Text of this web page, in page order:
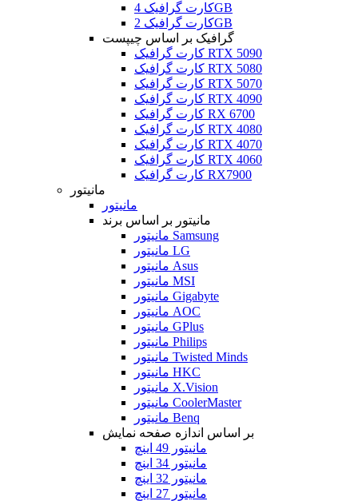
کارت گرافیک 4GB
کارت گرافیک 2GB
گرافیک بر اساس چیپست
کارت گرافیک RTX 5090
کارت گرافیک RTX 5080
کارت گرافیک RTX 5070
کارت گرافیک RTX 4090
کارت گرافیک RX 6700
کارت گرافیک RTX 4080
کارت گرافیک RTX 4070
کارت گرافیک RTX 4060
کارت گرافیک RX7900
مانیتور
مانیتور
مانیتور بر اساس برند
مانیتور Samsung
مانیتور LG
مانیتور Asus
مانیتور MSI
مانیتور Gigabyte
مانیتور AOC
مانیتور GPlus
مانیتور Philips
مانیتور Twisted Minds
مانیتور HKC
مانیتور X.Vision
مانیتور CoolerMaster
مانیتور Benq
بر اساس اندازه صفحه نمایش
مانیتور 49 اینچ
مانیتور 34 اینچ
مانیتور 32 اینچ
مانیتور 27 اینچ